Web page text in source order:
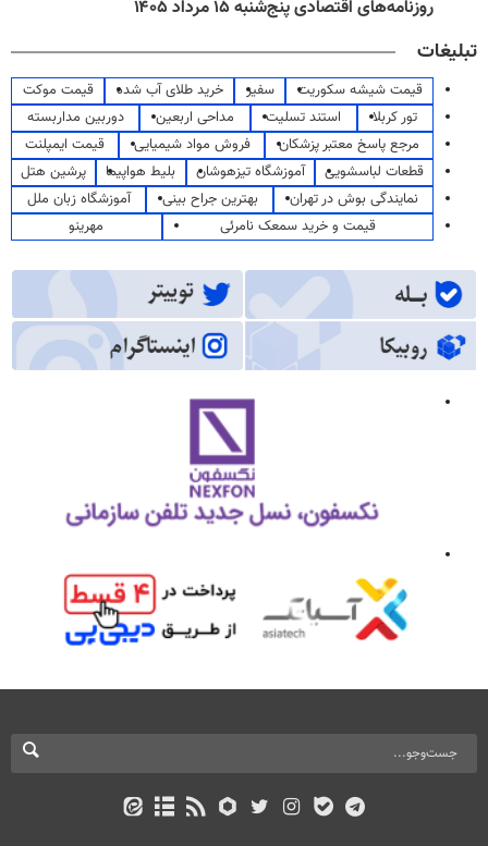
روزنامه‌های اقتصادی پنج‌شنبه ۱۵ مرداد ۱۴۰۵
تبلیغات
قیمت شیشه سکوریت سفیر خرید طلای آب شده
قیمت موکت
تور کربلا
استند تسلیت مداحی اربعین
دوربین مداربسته
مرجع پاسخ معتبر پزشکان
فروش مواد شیمیایی
قیمت ایمپلنت
قطعات لباسشویی
آموزشگاه تیزهوشان بلیط هواپیما
پرشین هتل
نمایندگی بوش در تهران
بهترین جراح بینی
آموزشگاه زبان ملل
قیمت و خرید سمعک نامرئی
مهرینو